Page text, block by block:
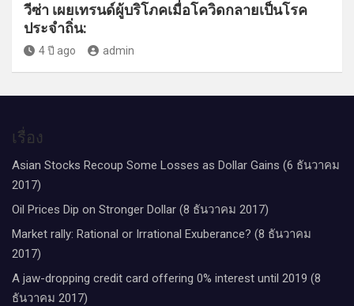
วีซ่า เผยเทรนด์ผู้บริโภคเมื่อโควิดกลายเป็นโรค
ประจำถิ่น:
4 ปี ago admin
เรื่อง
Asian Stocks Recoup Some Losses as Dollar Gains (6 ธันวาคม
2017)
Oil Prices Dip on Stronger Dollar (8 ธันวาคม 2017)
Market rally: Rational or Irrational Exuberance? (8 ธันวาคม
2017)
A jaw-dropping credit card offering 0% interest until 2019 (8
ธันวาคม 2017)